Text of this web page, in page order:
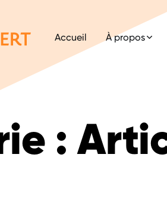
Accueil À propos
: